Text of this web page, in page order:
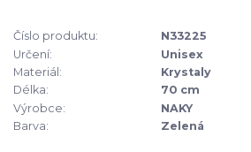
Číslo produktu:
N33225
Určení:
Unisex
Materiál:
Krystaly
Délka:
70 cm
Výrobce:
NAKY
Barva:
Zelená